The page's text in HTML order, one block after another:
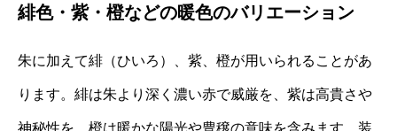
緋色・紫・橙などの暖色のバリエーション
朱に加えて緋（ひいろ）、紫、橙が用いられることがあ
ります。緋は朱より深く濃い赤で威厳を、紫は高貴さや